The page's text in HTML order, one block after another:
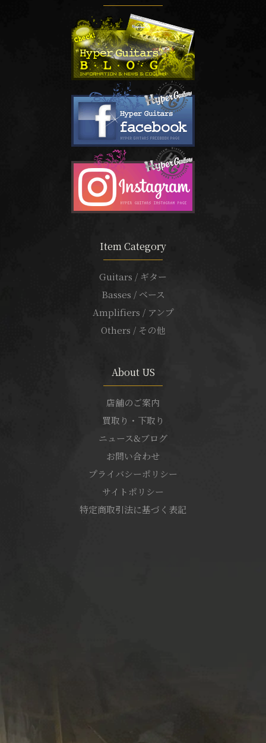
Item Category
Guitars / ギター
Basses / ベース
Amplifiers / アンプ
Others / その他
About US
店舗のご案内
買取り・下取り
ニュース&ブログ
お問い合わせ
プライバシーポリシー
サイトポリシー
特定商取引法に基づく表記